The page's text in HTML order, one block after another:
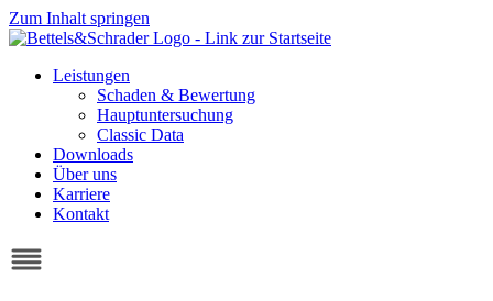
Zum Inhalt springen
Leistungen
Schaden & Bewertung
Hauptuntersuchung
Classic Data
Downloads
Über uns
Karriere
Kontakt